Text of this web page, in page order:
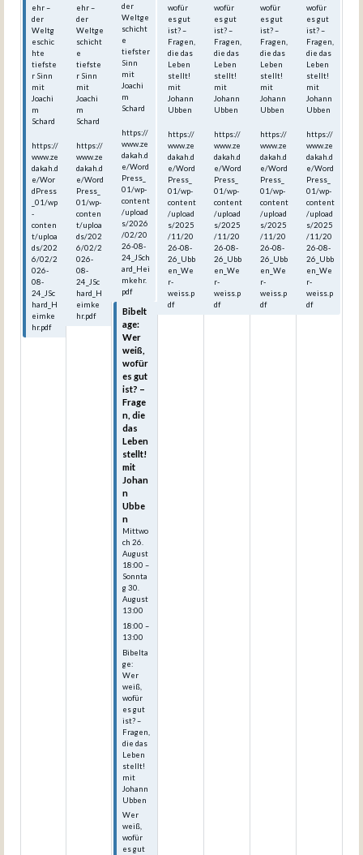
ehr –
der
Weltg
eschic
hte
tiefste
r Sinn
mit
Joachi
m
Schard
https://
www.ze
dakah.d
e/Wor
dPress
_01/wp
-
conten
t/uploa
ds/202
6/02/2
026-
08-
24_JSc
hard_H
eimke
hr.pdf
ehr –
der
Weltge
schicht
e
tiefste
r Sinn
mit
Joachi
m
Schard
https://
www.ze
dakah.d
e/Word
Press_
01/wp-
conten
t/uploa
ds/202
6/02/2
026-
08-
24_JSc
hard_H
eimke
hr.pdf
der
Weltge
schicht
e
tiefster
Sinn
mit
Joachi
m
Schard
https://
www.ze
dakah.d
e/Word
Press_
01/wp-
content
/upload
s/2026
/02/20
26-08-
24_JSch
ard_Hei
mkehr.
pdf
Bibelt
age:
Wer
weiß,
wofür
es gut
ist? –
Frage
n, die
das
Leben
stellt!
mit
Johan
n
Ubbe
n
Mittwo
ch 26.
August
18:00 –
Sonnta
g30.
August
13:00
18:00 –
13:00
Bibelta
ge:
Wer
weiß,
wofür
es gut
ist? –
Fragen,
die das
Leben
stellt!
mit
Johann
Ubben
Wer
weiß,
wofür
es gut
wofür
es gut
ist? –
Fragen,
die das
Leben
stellt!
mit
Johann
Ubben
https://
www.ze
dakah.d
e/Word
Press_
01/wp-
content
/upload
s/2025
/11/20
26-08-
26_Ubb
en_We
r-
weiss.p
df
wofür
es gut
ist? –
Fragen,
die das
Leben
stellt!
mit
Johann
Ubben
https://
www.ze
dakah.d
e/Word
Press_
01/wp-
content
/upload
s/2025
/11/20
26-08-
26_Ubb
en_We
r-
weiss.p
df
wofür
es gut
ist? –
Fragen,
die das
Leben
stellt!
mit
Johann
Ubben
https://
www.ze
dakah.d
e/Word
Press_
01/wp-
content
/upload
s/2025
/11/20
26-08-
26_Ubb
en_We
r-
weiss.p
df
wofür
es gut
ist? –
Fragen,
die das
Leben
stellt!
mit
Johann
Ubben
https://
www.ze
dakah.d
e/Word
Press_
01/wp-
content
/upload
s/2025
/11/20
26-08-
26_Ubb
en_We
r-
weiss.p
df